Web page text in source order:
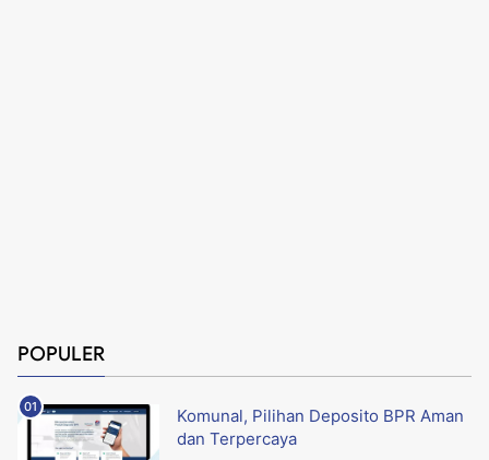
POPULER
Komunal, Pilihan Deposito BPR Aman
dan Terpercaya